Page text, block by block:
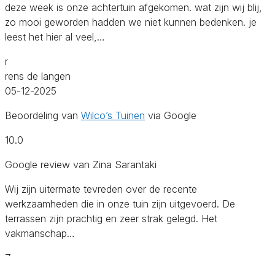
deze week is onze achtertuin afgekomen. wat zijn wij blij,
zo mooi geworden hadden we niet kunnen bedenken. je
leest het hier al veel,…
r
rens de langen
05-12-2025
Beoordeling van Wilco’s Tuinen via Google
10.0
Google review van Zina Sarantaki
Wij zijn uitermate tevreden over de recente
werkzaamheden die in onze tuin zijn uitgevoerd. ​De
terrassen zijn prachtig en zeer strak gelegd. Het
vakmanschap…